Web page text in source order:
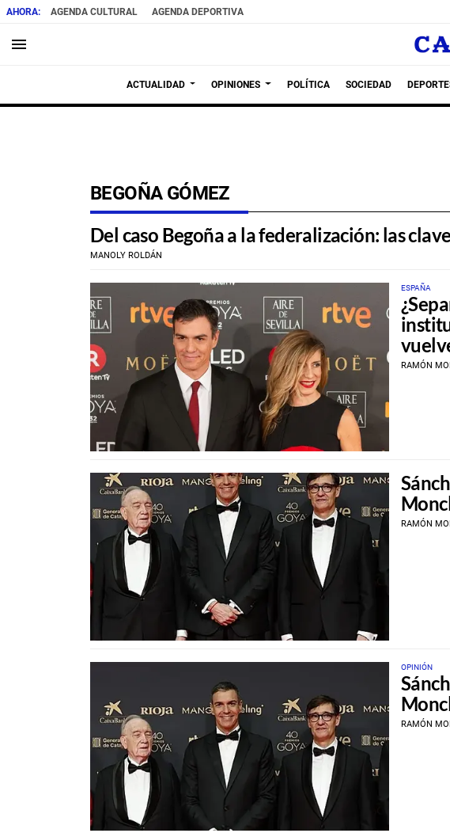
AGENDA CULTURAL AGENDA DEPORTIVA
menu
ACTUALIDAD OPINIONES POLÍTICA SOCIEDAD
BEGOÑA GÓMEZ
Del caso Begoña a la federalización: las
MANOLY ROLDÁN
ESPAÑA
RAMÓN
RAMÓN
OPINIÓN
RAMÓN